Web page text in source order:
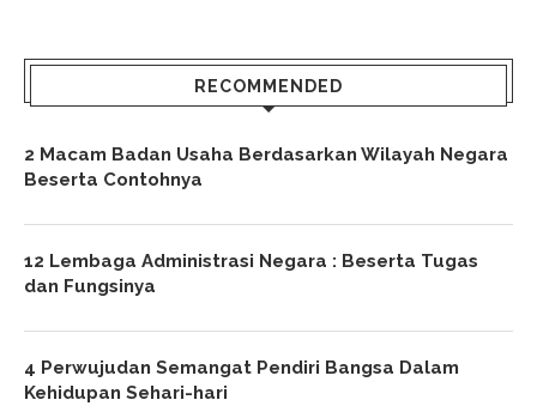
RECOMMENDED
2 Macam Badan Usaha Berdasarkan Wilayah Negara
Beserta Contohnya
12 Lembaga Administrasi Negara : Beserta Tugas
dan Fungsinya
4 Perwujudan Semangat Pendiri Bangsa Dalam
Kehidupan Sehari-hari